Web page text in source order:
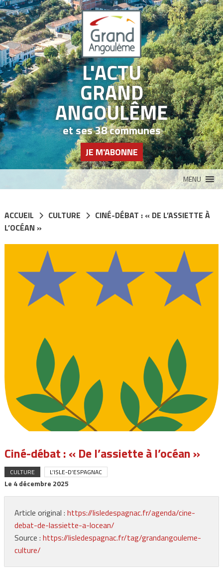
L'ACTU
GRAND
ANGOULÊME
et ses 38 communes
JE M'ABONNE
MENU
ACCUEIL CULTURE
CINÉ-DÉBAT : « DE L’ASSIETTE À
L’OCÉAN »
Ciné-débat : « De l’assiette à l’océan »
CULTURE L’ISLE-D’ESPAGNAC
Le 4 décembre 2025
Article original : https://lisledespagnac.fr/agenda/cine-
debat-de-lassiette-a-locean/
Source : https://lisledespagnac.fr/tag/grandangouleme-
culture/
Panneau de gestion des cookies